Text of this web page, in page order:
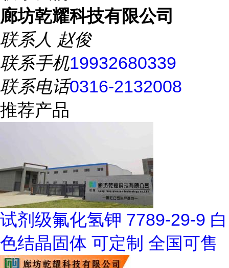
廊坊乾耀科技有限公司
联系人 赵俊
联系手机19932680339
联系电话0316-2132008
推荐产品
试剂级氟化氢钾 7789-29-9 白
色结晶固体 可定制 全国可售